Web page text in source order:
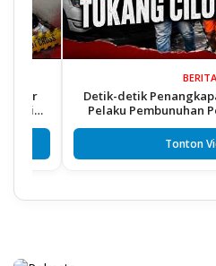
BERITA
Detik-detik Penangkapan
Pelaku Pembunuhan
Cikupa
Tonton Video